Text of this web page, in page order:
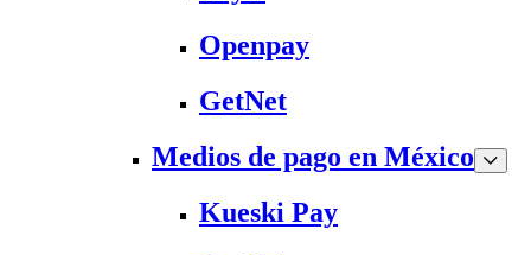
Openpay
GetNet
Medios de pago en México
Kueski Pay